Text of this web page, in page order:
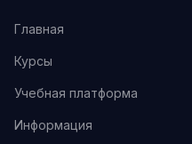
Главная
Курсы
Учебная платформа
Информация